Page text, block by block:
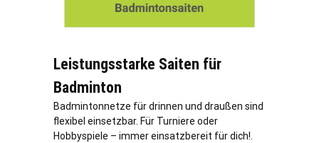
Leistungsstarke Saiten für
Badminton
Badmintonnetze für drinnen und draußen sind
flexibel einsetzbar. Für Turniere oder
Hobbyspiele – immer einsatzbereit für dich!.